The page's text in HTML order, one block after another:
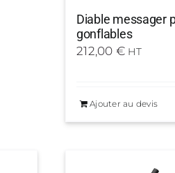
Diable messager
gonflables
212,00 € HT
Ajouter au devis